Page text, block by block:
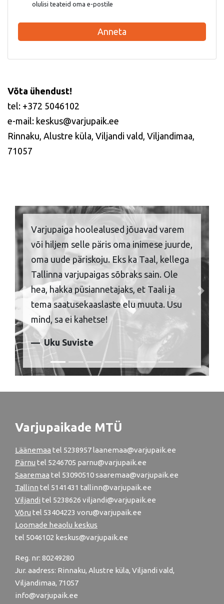
olulisi teateid oma e-postile
Anneta
Võta ühendust!
tel: +372 5046102
e-mail: keskus@varjupaik.ee
Rinnaku, Alustre küla, Viljandi vald, Viljandimaa,
71057
Varjupaiga hoolealused jõuavad varem
või hiljem selle päris oma inimese juurde,
oma uude päriskoju. Eks ka Taal, kellega
Tallinna varjupaigas sõbraks sain. Ole
hea, hakka püsiannetajaks, et Taali ja
tema saatusekaaslaste elu muuta. Usu
mind, sa ei kahetse!
Uku Suviste
Previous Next
Varjupaikade MTÜ
Läänemaa tel 5238957 laanemaa@varjupaik.ee
Pärnu tel 5246705 parnu@varjupaik.ee
Saaremaa tel 53090510 saaremaa@varjupaik.ee
Tallinn tel 5141431 tallinn@varjupaik.ee
Viljandi tel 5238626 viljandi@varjupaik.ee
Võru tel 53404223 voru@varjupaik.ee
Loomade heaolu keskus
tel 5046102 keskus@varjupaik.ee
Reg. nr: 80249280
Jur. aadress: Rinnaku, Alustre küla, Viljandi vald,
Viljandimaa, 71057
info@varjupaik.ee